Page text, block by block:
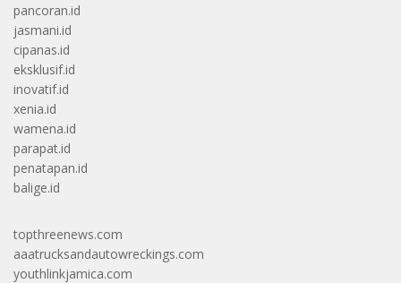
pancoran.id
jasmani.id
cipanas.id
eksklusif.id
inovatif.id
xenia.id
wamena.id
parapat.id
penatapan.id
balige.id
topthreenews.com
aaatrucksandautowreckings.com
youthlinkjamica.com